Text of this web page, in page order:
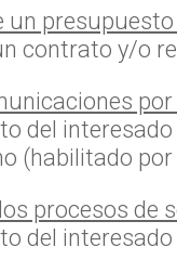
un
contrato y/o
del
(habilitado por
procesos de
del